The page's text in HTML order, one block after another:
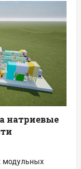
натриевые
модульных